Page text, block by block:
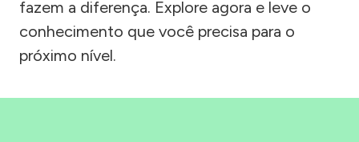
fazem a diferença. Explore agora e leve o
conhecimento que você precisa para o
próximo nível.